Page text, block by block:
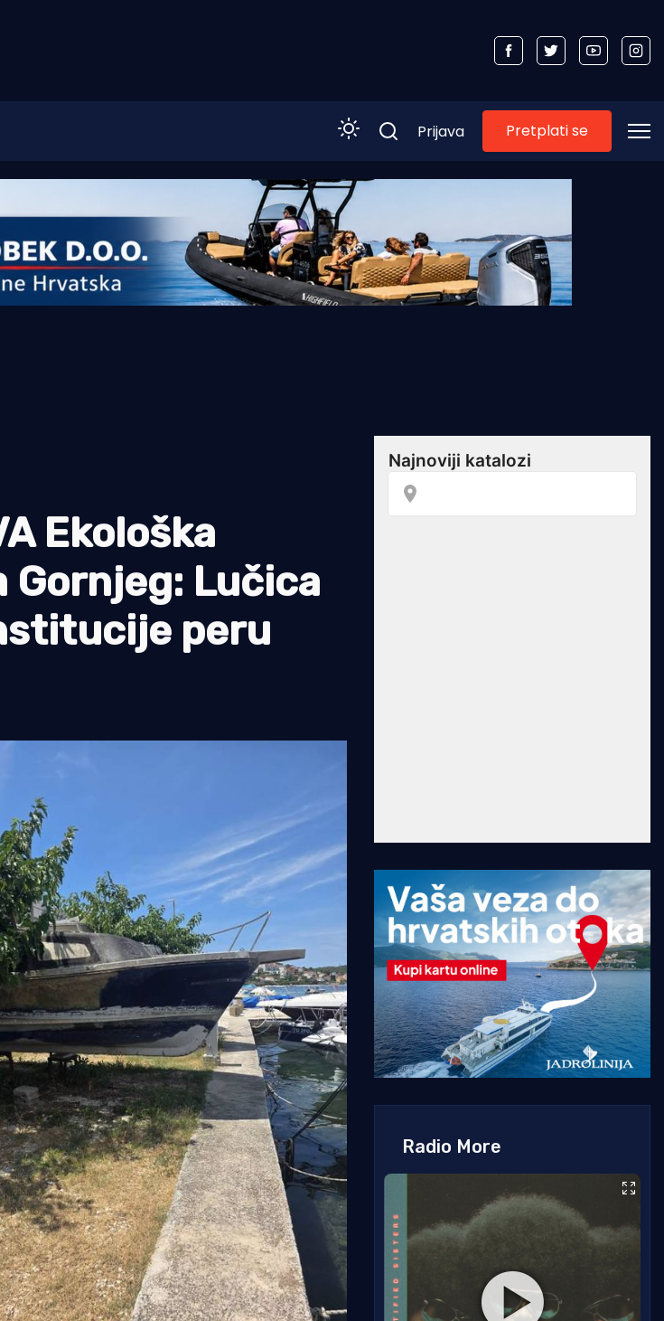
Prijava Pretplati se
Ekološka
Gornjeg: Lučica
peru
Radio More